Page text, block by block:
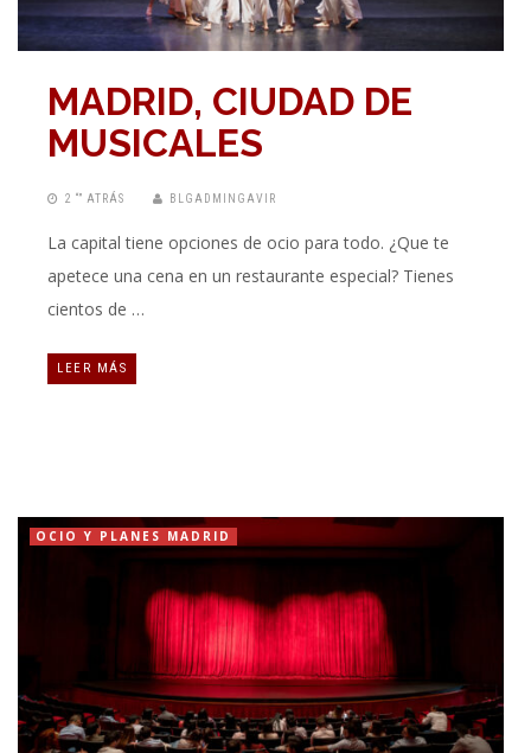
MADRID, CIUDAD DE
MUSICALES
2 “” ATRÁS BLGADMINGAVIR
La capital tiene opciones de ocio para todo. ¿Que te
apetece una cena en un restaurante especial? Tienes
cientos de …
LEER MÁS
OCIO Y PLANES MADRID